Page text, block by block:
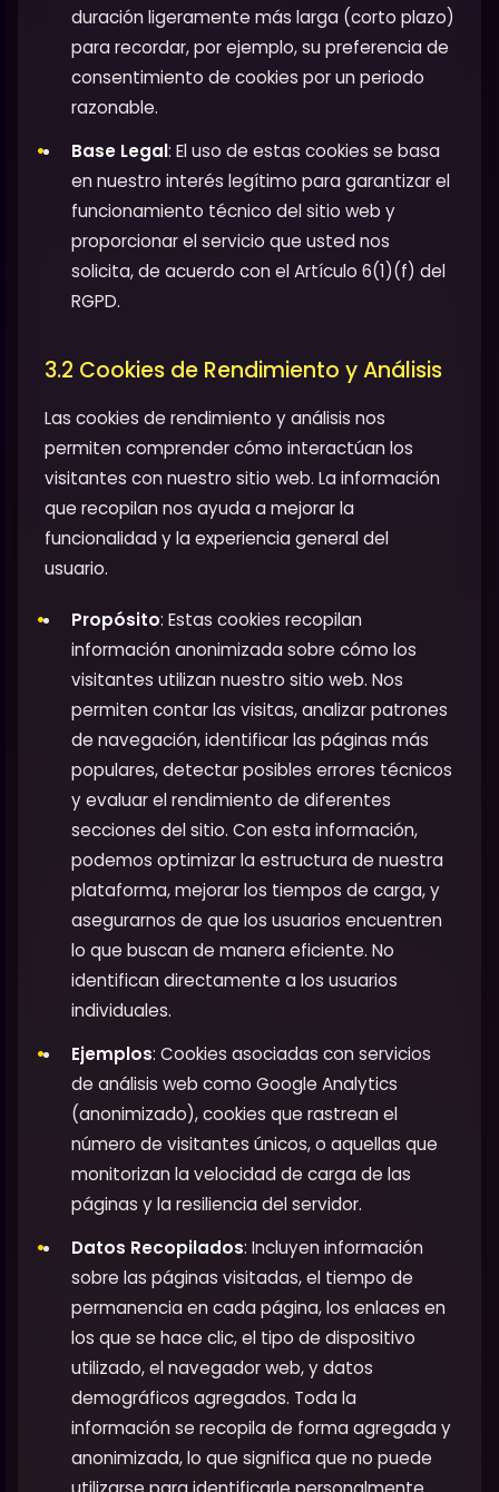
duración ligeramente más larga (corto plazo)
para recordar, por ejemplo, su preferencia de
consentimiento de cookies por un periodo
razonable.
Base Legal: El uso de estas cookies se basa
en nuestro interés legítimo para garantizar el
funcionamiento técnico del sitio web y
proporcionar el servicio que usted nos
solicita, de acuerdo con el Artículo 6(1)(f) del
RGPD.
3.2 Cookies de Rendimiento y Análisis
Las cookies de rendimiento y análisis nos
permiten comprender cómo interactúan los
visitantes con nuestro sitio web. La información
que recopilan nos ayuda a mejorar la
funcionalidad y la experiencia general del
usuario.
Propósito: Estas cookies recopilan
información anonimizada sobre cómo los
visitantes utilizan nuestro sitio web. Nos
permiten contar las visitas, analizar patrones
de navegación, identificar las páginas más
populares, detectar posibles errores técnicos
y evaluar el rendimiento de diferentes
secciones del sitio. Con esta información,
podemos optimizar la estructura de nuestra
plataforma, mejorar los tiempos de carga, y
asegurarnos de que los usuarios encuentren
lo que buscan de manera eficiente. No
identifican directamente a los usuarios
individuales.
Ejemplos: Cookies asociadas con servicios
de análisis web como Google Analytics
(anonimizado), cookies que rastrean el
número de visitantes únicos, o aquellas que
monitorizan la velocidad de carga de las
páginas y la resiliencia del servidor.
Datos Recopilados: Incluyen información
sobre las páginas visitadas, el tiempo de
permanencia en cada página, los enlaces en
los que se hace clic, el tipo de dispositivo
utilizado, el navegador web, y datos
demográficos agregados. Toda la
información se recopila de forma agregada y
anonimizada, lo que significa que no puede